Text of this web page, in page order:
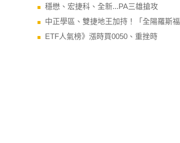
穩懋、宏捷科、全新...PA三雄搶攻
中正學區、雙捷地王加持！「全陽羅斯福
ETF人氣榜》漲時買0050、重挫時